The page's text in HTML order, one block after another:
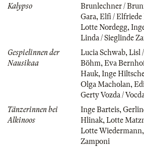
Kalypso
Brunlechner /
Gara, Elfi /
Lotte Nordegg,
Linda / Sieglinde
Gespielinnen der
Nausikaa
Lucia Schwab, Lisl
Böhm, Eva
Hauk, Inge
Olga Macholan,
Gerty Vozda /
Tänzerinnen bei
Alkinoos
Inge Barteis,
Hlinak, Lotte
Lotte Wiedermann,
Zamponi